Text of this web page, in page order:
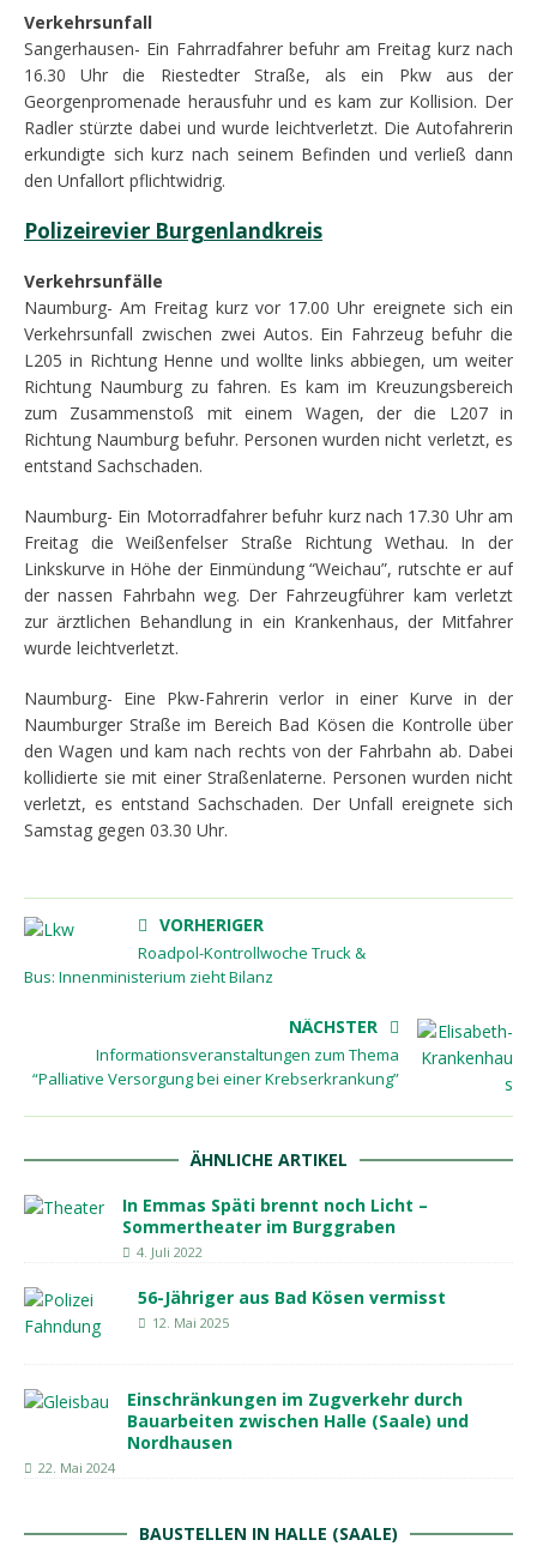
Verkehrsunfall
Sangerhausen- Ein Fahrradfahrer befuhr am Freitag kurz nach
16.30 Uhr die Riestedter Straße, als ein Pkw aus der
Georgenpromenade herausfuhr und es kam zur Kollision. Der
Radler stürzte dabei und wurde leichtverletzt. Die Autofahrerin
erkundigte sich kurz nach seinem Befinden und verließ dann
den Unfallort pflichtwidrig.
Polizeirevier Burgenlandkreis
Verkehrsunfälle
Naumburg- Am Freitag kurz vor 17.00 Uhr ereignete sich ein
Verkehrsunfall zwischen zwei Autos. Ein Fahrzeug befuhr die
L205 in Richtung Henne und wollte links abbiegen, um weiter
Richtung Naumburg zu fahren. Es kam im Kreuzungsbereich
zum Zusammenstoß mit einem Wagen, der die L207 in
Richtung Naumburg befuhr. Personen wurden nicht verletzt, es
entstand Sachschaden.
Naumburg- Ein Motorradfahrer befuhr kurz nach 17.30 Uhr am
Freitag die Weißenfelser Straße Richtung Wethau. In der
Linkskurve in Höhe der Einmündung “Weichau”, rutschte er auf
der nassen Fahrbahn weg. Der Fahrzeugführer kam verletzt
zur ärztlichen Behandlung in ein Krankenhaus, der Mitfahrer
wurde leichtverletzt.
Naumburg- Eine Pkw-Fahrerin verlor in einer Kurve in der
Naumburger Straße im Bereich Bad Kösen die Kontrolle über
den Wagen und kam nach rechts von der Fahrbahn ab. Dabei
kollidierte sie mit einer Straßenlaterne. Personen wurden nicht
verletzt, es entstand Sachschaden. Der Unfall ereignete sich
Samstag gegen 03.30 Uhr.
VORHERIGER
Roadpol-Kontrollwoche Truck &
Bus: Innenministerium zieht Bilanz
NÄCHSTER
Informationsveranstaltungen zum Thema
“Palliative Versorgung bei einer Krebserkrankung”
ÄHNLICHE ARTIKEL
In Emmas Späti brennt noch Licht –
Sommertheater im Burggraben
4. Juli 2022
56-Jähriger aus Bad Kösen vermisst
12. Mai 2025
Einschränkungen im Zugverkehr durch
Bauarbeiten zwischen Halle (Saale) und
Nordhausen
22. Mai 2024
BAUSTELLEN IN HALLE (SAALE)